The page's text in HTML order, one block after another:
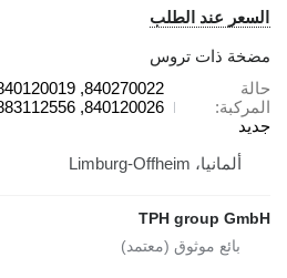
عند الطلب
ذات تروس
840120026, 883112556
ألمانيا، Limburg-Offheim
TPH group